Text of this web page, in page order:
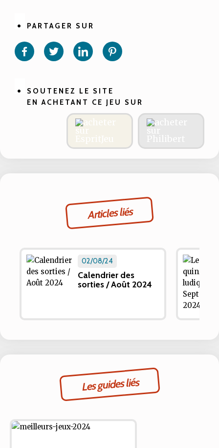
PARTAGER SUR
Partager
sur
Partager
sur sur
SOUTENEZ LE SITE
EN ACHETANT CE JEU SUR
Articles liés
02/08/24
Calendrier des
sorties / Août 2024
Les guides liés